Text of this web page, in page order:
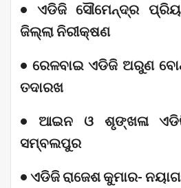
• ଏଡିଜି ସୌମେନ୍ଦ୍ର
ଜିଲ୍ଲା ନିରୀକ୍ଷଣ
• ରେଳବାଇ ଏଡିଜି ଅରୁଣ
ତଦାରଖ
• ଆଇନ ଓ ଶୃଙ୍ଖଳା
ସମ୍ବଲପୁର
• ଏଡିଜି ରାଜେଶ କୁମାର-